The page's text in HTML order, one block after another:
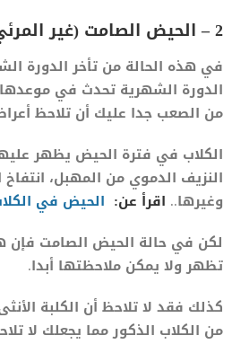
2 – الحيض الصامت (غير المرئي) في الكلاب
في هذه الحالة من تأخر الدورة
الدورة الشهرية تحدث في
من الصعب جدا عليك أن تلاحظ
الكلاب في فترة الحيض يظهر
النزيف الدموي من المهبل،
وغيرها.. اقرأ عن: الحيض في
لكن في حالة الحيض الصامت فإن
تظهر ولا يمكن ملاحظتها أبدا.
كذلك فقد لا تلاحظ أن الكلبة
من الكلاب الذكور مما يجعلك لا